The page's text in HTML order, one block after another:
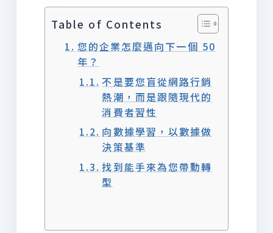
Table of Contents
您的企業怎麼邁向下一個 50
年？
不是要您盲從網路行銷
熱潮，而是跟隨現代的
消費者習性
向數據學習，以數據做
決策基準
找到能手來為您帶動轉
型